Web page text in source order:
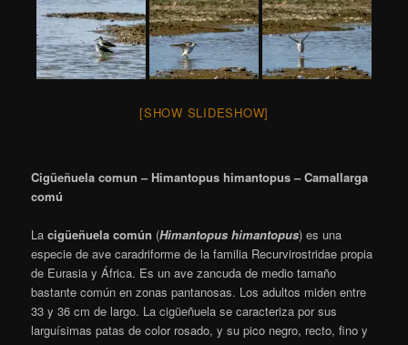
[SHOW SLIDESHOW]
Cigüeñuela comun – Himantopus himantopus – Camallarga
comú
Lacigüeñuela común ​ (Himantopus himantopus) es una
especie de ave caradriforme de la familia Recurvirostridae propia
de Eurasia y África. Es un ave zancuda de medio tamaño
bastante común en zonas pantanosas. Los adultos miden entre
33 y 36 cm de largo. La cigüeñuela se caracteriza por sus
larguísimas patas de color rosado, y su pico negro, recto, fino y